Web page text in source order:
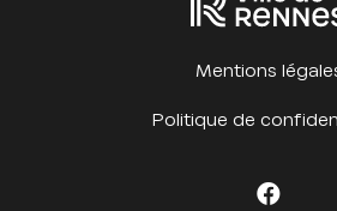
Mentions
Politique de